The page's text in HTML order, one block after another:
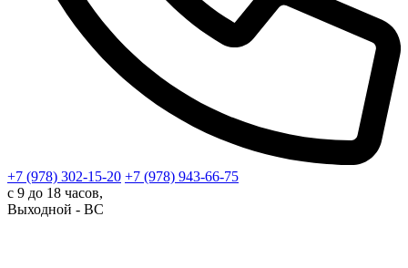
+7 (978) 302-15-20 +7 (978) 943-66-75
с 9 до 18 часов,
Выходной - ВС